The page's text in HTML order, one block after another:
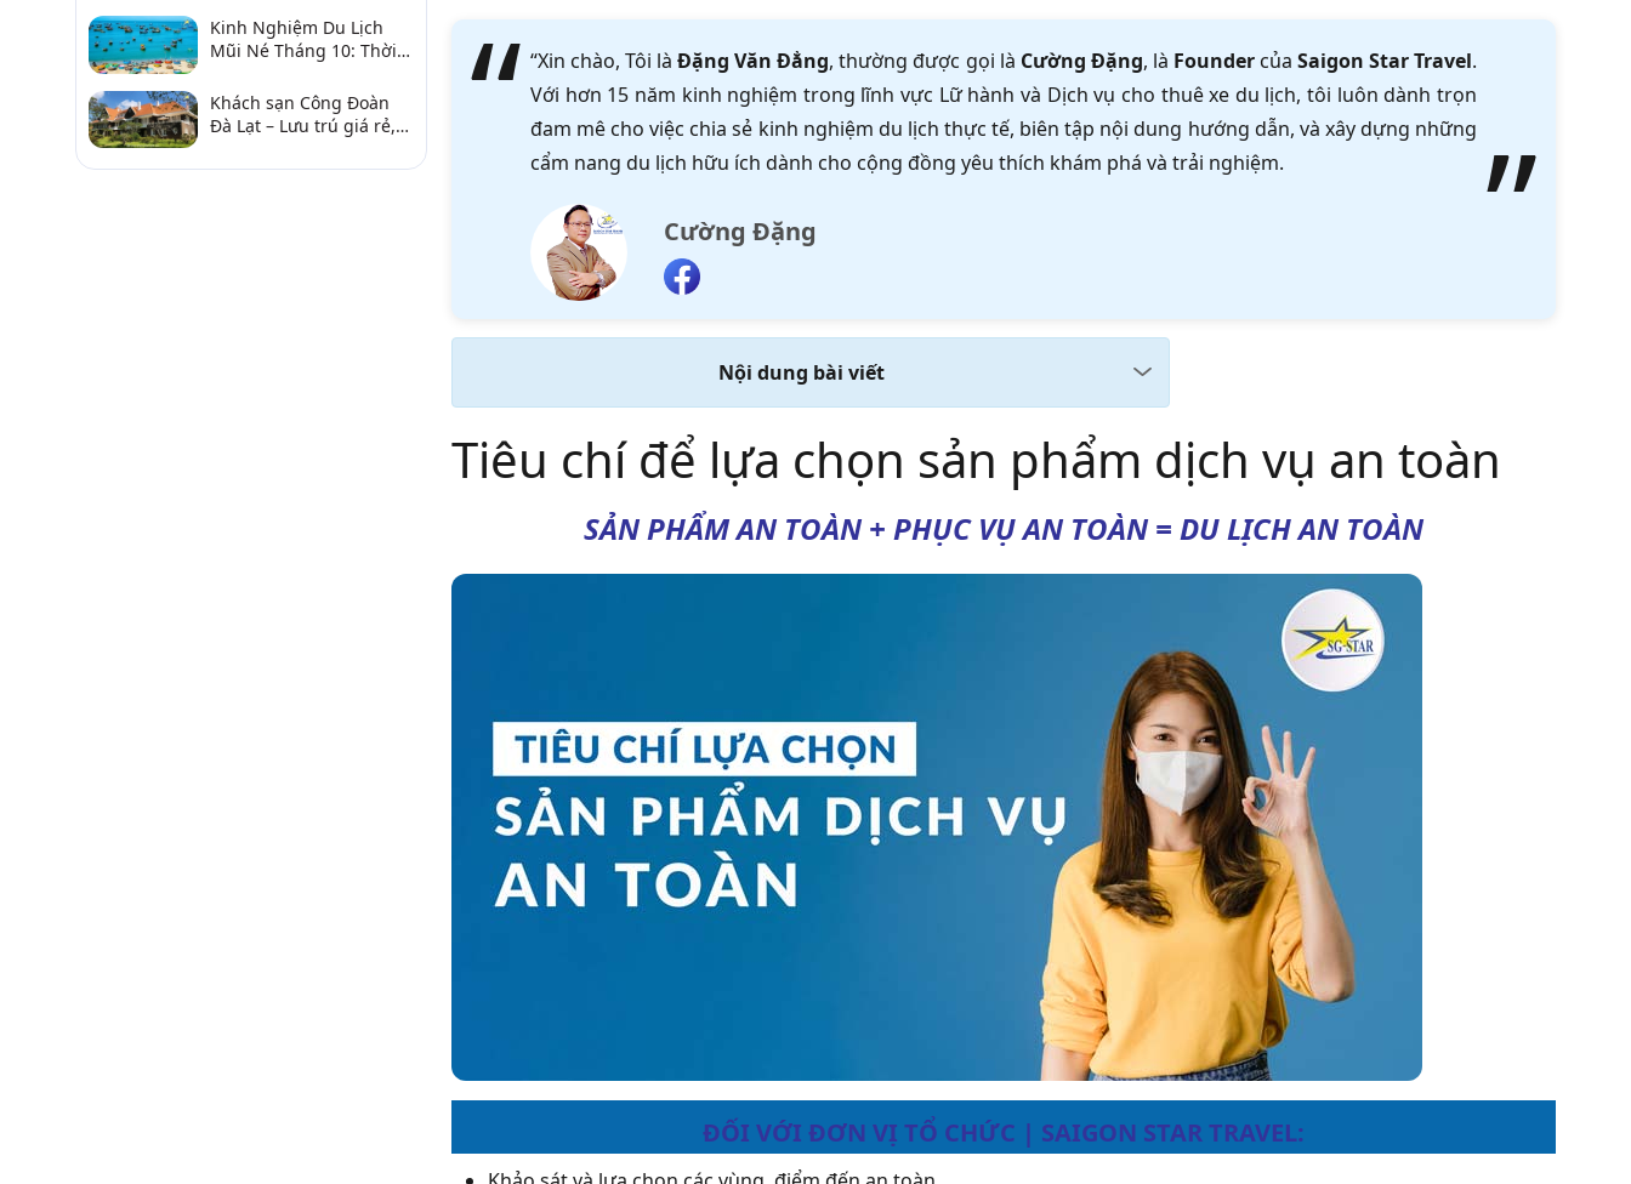
“Xin chào, Tôi làĐặng Văn Đẳng, thường được gọi là Cường Đặng, là Foundercủa Saigon Star Travel.
Với hơn 15 năm kinh nghiệm trong lĩnh vực Lữ hành và Dịch vụ cho thuê xe du lịch, tôi luôn dành trọn
đam mê cho việc chia sẻ kinh nghiệm du lịch thực tế, biên tập nội dung hướng dẫn, và xây dựng những
cẩm nang du lịch hữu ích dành cho cộng đồng yêu thích khám phá và trải nghiệm.
Cường Đặng
Nội dung bài viết
Tiêu chí để lựa chọn sản phẩm dịch vụ an toàn
SẢN PHẨM AN TOÀN + PHỤC VỤ AN TOÀN = DU LỊCH AN TOÀN
ĐỐI VỚI ĐƠN VỊ TỔ CHỨC | SAIGON STAR TRAVEL:
sản, điểm gần
Kinh Nghiệm Du Lịch
Mũi Né Tháng 10: Thời
Khách sạn Công Đoàn
Đà Lạt – Lưu trú giá rẻ,
Hương